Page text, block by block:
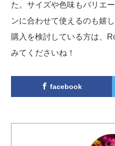
た。サイズや色味もバリエ
ンに合わせて使えるのも嬉
購入を検討している方は、
みてくださいね！
facebook